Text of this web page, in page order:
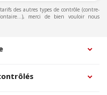
des autres types de contrôle (contre-
merci de bien vouloir nous